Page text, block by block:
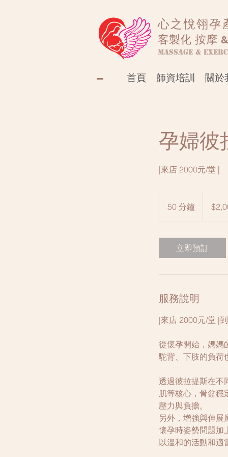
心之悅翎孕
客製化 按摩
Massage &
首頁 師資培訓 關於
孕婦彼
|來店 2000元/堂 |
50 分鐘
0
鐘
立即預訂
服務說明
|來店 2000元/堂 |
從懷孕開始，媽媽
駝背、下肢的負荷
透過彼拉提斯在不
肌等核心，骨盆穩
壓力與負擔。
另外，增強與伸展
懷孕時姿勢問題加
以溫和的活動和適